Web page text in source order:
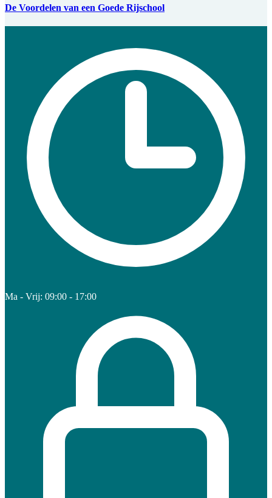
De Voordelen van een Goede Rijschool
Ma - Vrij: 09:00 - 17:00